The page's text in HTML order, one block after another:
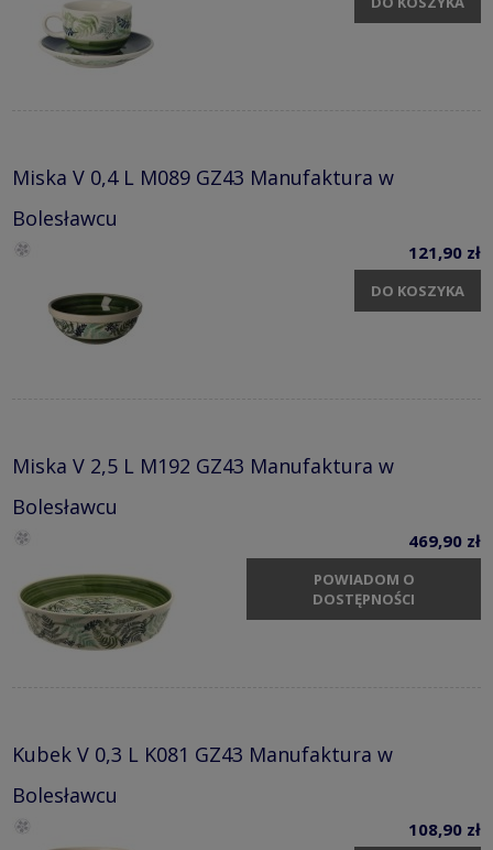
Miska V 0,4 L M089 GZ43 Manufaktura w
Bolesławcu
121,90 zł
DO KOSZYKA
Miska V 2,5 L M192 GZ43 Manufaktura w
Bolesławcu
469,90 zł
POWIADOM O
DOSTĘPNOŚCI
Kubek V 0,3 L K081 GZ43 Manufaktura w
Bolesławcu
108,90 zł